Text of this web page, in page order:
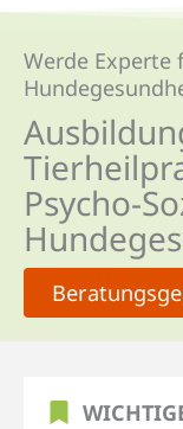
Werde Experte
Psycho-